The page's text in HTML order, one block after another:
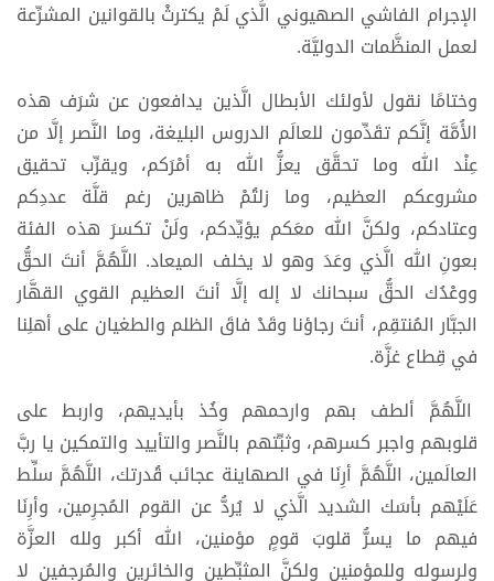
الإجرام الفاشي الصهيوني الَّذي لَمْ يكترثْ بالقوانين المشرِّعة
لعمل المنظَّمات الدوليَّة.
وختامًا نقول لأولئك الأبطال الَّذين يدافعون عن شرَف هذه
الأُمَّة إنَّكم تقَدِّمون للعالَم الدروس البليغة، وما النَّصر إلَّا من
عِنْد الله وما تحقَّق يعزُّ الله به أمْرَكم، ويقرِّب تحقيق
مشروعكم العظيم، وما زلتُمْ ظاهرين رغم قلَّة عددِكم
وعتادكم، ولكنَّ الله معَكم يؤيِّدكم، ولَنْ تكسرَ هذه الفئة
بعونِ الله الَّذي وعَدَ وهو لا يخلف الميعاد. اللَّهُمَّ أنتَ الحقُّ
ووعْدُك الحقُّ سبحانك لا إله إلَّا أنتَ العظيم القوي القهَّار
الجبَّار المُنتقِم، أنتَ رجاؤنا وقَدْ فاقَ الظلم والطغيان على أهلِنا
في قِطاع غزَّة.
اللَّهُمَّ ألطف بهم وارحمهم وخُذ بأيديهم، واربط على
قلوبهم واجبر كسرهم، وثبِّتهم بالنَّصر والتأييد والتمكين يا ربَّ
العالَمين، اللَّهُمَّ أرِنَا في الصهاينة عجائب قُدرتك، اللَّهُمَّ سلِّط
عَلَيْهم بأسَك الشديد الَّذي لا يُردُّ عن القوم المُجرِمين، وأرِنَا
فيهم ما يسرُّ قلوبَ قومٍ مؤمنين، الله أكبر ولله العزَّة
ولرسوله وللمؤمنين ولكنَّ المثبِّطين والخائرين والمُرجِفين لا